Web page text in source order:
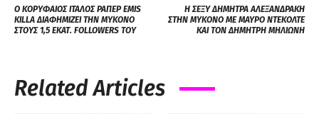
Ο ΚΟΡΥΦΑΙΟΣ ΙΤΑΛΟΣ ΡΑΠΕΡ EMIS
KILLA ΔΙΑΦΗΜΙΖΕΙ ΤΗΝ ΜΥΚΟΝΟ
ΣΤΟΥΣ 1,5 ΕΚΑΤ. FOLLOWERS ΤΟΥ
Η ΣΕΞΥ ΔΗΜΗΤΡΑ ΑΛΕΞΑΝΔΡΑΚΗ
ΣΤΗΝ ΜΥΚΟΝΟ ΜΕ ΜΑΥΡΟ ΝΤΕΚΟΛΤΕ
ΚΑΙ ΤΟΝ ΔΗΜΗΤΡΗ ΜΗΛΙΩΝΗ
Related Articles